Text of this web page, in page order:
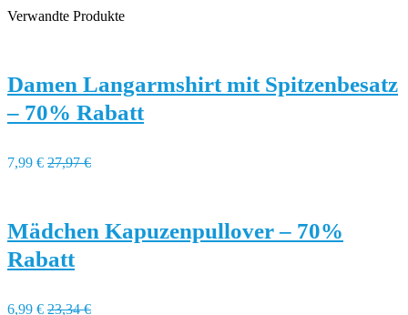
Verwandte Produkte
Damen Langarmshirt mit Spitzenbesatz
– 70% Rabatt
7,99 € 27,97 €
Mädchen Kapuzenpullover – 70%
Rabatt
6,99 € 23,34 €